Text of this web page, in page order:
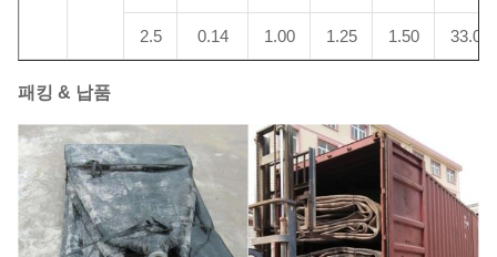
2.5 0.14 1.00 1.25 1.50 33.0
패킹 & 납품